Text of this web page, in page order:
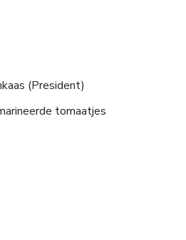
(President)
tomaatjes